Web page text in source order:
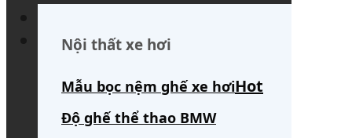
Search for:
Nội thất xe hơi
Mẫu bọc nệm ghế xe hơi
Độ ghế thể thao BMW